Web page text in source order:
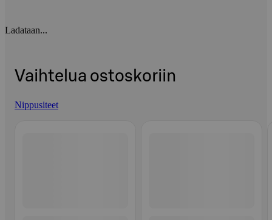
Ladataan...
Vaihtelua ostoskoriin
Nippusiteet